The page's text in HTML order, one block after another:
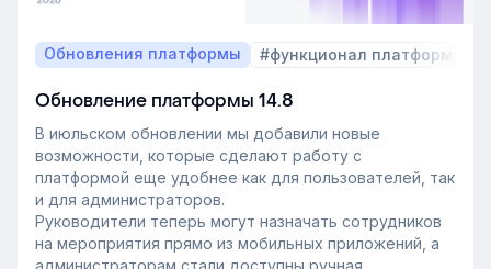
Обновления платформы #функционал платформы
Обновление платформы 14.8
В июльском обновлении мы добавили новые
возможности, которые сделают работу с
платформой еще удобнее как для пользователей, так
и для администраторов.
Руководители теперь могут назначать сотрудников
на мероприятия прямо из мобильных приложений, а
администраторам стали доступны ручная